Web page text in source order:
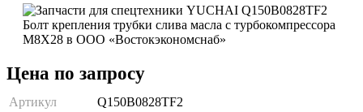
Цена по запросу
Артикул
Q150B0828TF2